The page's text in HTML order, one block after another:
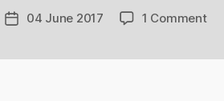
Post04 June 2017 1 Commenton